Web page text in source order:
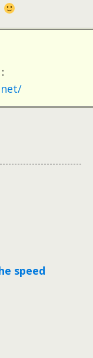
speed